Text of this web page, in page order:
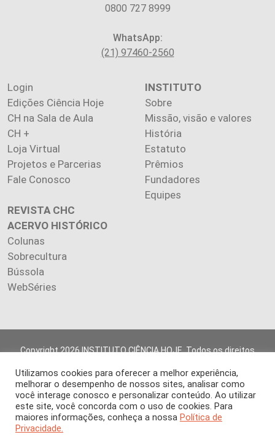
0800 727 8999
WhatsApp:
(21) 97460-2560
Login
Edições Ciência Hoje
CH na Sala de Aula
CH +
Loja Virtual
Projetos e Parcerias
Fale Conosco
INSTITUTO
Sobre
Missão, visão e valores
História
Estatuto
Prêmios
Fundadores
Equipes
REVISTA CHC
ACERVO HISTÓRICO
Colunas
Sobrecultura
Bússola
WebSéries
Copyright 2026 INSTITUTO CIÊNCIA HOJE. Todos os direitos
Os artigos publicados na revista refletem exclusivamente a
opinião de seus autores.
É proibida a reprodução, integral ou parcial, do conteúdo (imagens
e textos) sem prévia autorização.
Utilizamos cookies para oferecer a melhor experiência,
melhorar o desempenho de nossos sites, analisar como
você interage conosco e personalizar conteúdo. Ao utilizar
este site, você concorda com o uso de cookies. Para
maiores informações, conheça a nossa Política de
Privacidade.